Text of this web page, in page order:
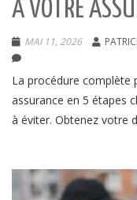
À VOTRE
MAI 11, 2026
La procédure complète
assurance en 5 étapes
à éviter. Obtenez votre